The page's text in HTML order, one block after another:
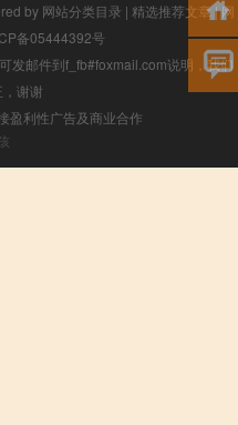
by 网站分类目录 | 精选推荐文章|网
备05444392号
发邮件到f_fb#foxmail.com说明，我们
谢谢
盈利性广告及商业合作